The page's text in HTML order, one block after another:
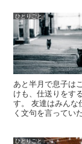
ひとりごと
あと半月で息子は
けも、仕送りをす
す。 友達はみんな
く文句を言ってい
ひとりごと